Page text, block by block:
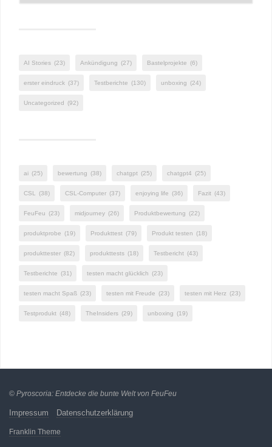
AI Stories (23) Ankündigung (27) Bastelprojekte (6)
erster eindruck (37) Testberichte (130) unboxing (24)
Uncategorized (92)
ai (25) bewertung (38) chatgpt (25) chatgpt4 (25)
CSL (38) CSL-Computer (37) enjoying life (36) Fazit (43)
FeuFeu (23) midjourney (26) Produktbewertung (22)
produktprobe (19) Produkttest (79) Produkt testen (18)
produkttester (82) produkttests (18) Testbericht (43)
Testberichte (31) testen macht glücklich (23)
testen macht Spaß (23) testen mit Freude (23) testen mit Herz (23)
Testprodukt (48) TheInsiders (29) unboxing (19)
© Pyroscoria: Entdecke die bunte Welt von FeuFeu
Impressum Datenschutzerklärung
Franklin Theme